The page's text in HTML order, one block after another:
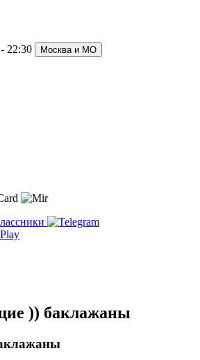
22:30 Москва и МО
)) баклажаны